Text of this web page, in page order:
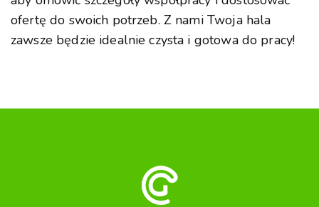
ofertę do swoich potrzeb. Z nami Twoja hala
zawsze będzie idealnie czysta i gotowa do pracy!